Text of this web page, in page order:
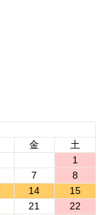
金
土
1
7
8
14
15
21
22